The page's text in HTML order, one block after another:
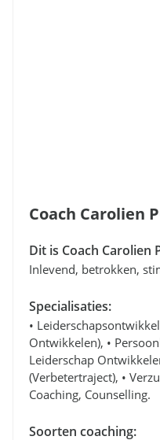
Coach Carolien
Dit is Coach Carolien
Inlevend, betrokken,
Specialisaties:
•
Ontwikkelen), •
Leiderschap
(verbetertraject), •
Coaching, Counselling.
Soorten coaching: